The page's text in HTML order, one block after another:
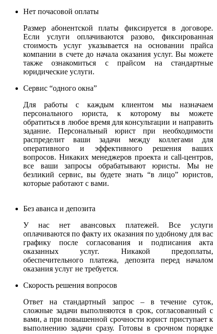
Нет почасовой оплаты
Размер абонентской платы фиксируется в договоре.
Если услуги оплачиваются разово, фиксированная
стоимость услуг указывается на основании прайса
компании в счете до начала оказания услуг. Вы можете
также ознакомиться с прайсом на стандартные
юридические услуги.
Сервис “одного окна”
Для работы с каждым клиентом мы назначаем
персонального юриста, к которому вы можете
обратиться в любое время для консультации и направить
задание. Персональный юрист при необходимости
распределит ваши задачи между коллегами для
оперативного и эффективного решения ваших
вопросов. Никаких менеджеров проекта и call-центров,
все ваши запросы обрабатывают юристы. Мы не
безликий сервис, вы будете знать “в лицо” юристов,
которые работают с вами.
Без аванса и депозита
У нас нет авансовых платежей. Все услуги
оплачиваются по факту их оказания по удобному для вас
графику после согласования и подписания акта
оказанных услуг. Никакой предоплаты,
обеспечительного платежа, депозита перед началом
оказания услуг не требуется.
Скорость решения вопросов
Ответ на стандартный запрос – в течение суток,
сложные задачи выполняются в срок, согласованный с
вами, а при повышенной срочности юрист приступает к
выполнению задачи сразу. Готовы в срочном порядке